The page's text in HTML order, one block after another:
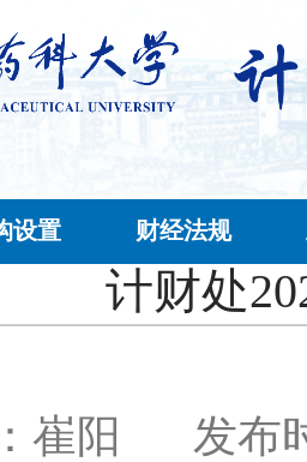
设置 财经法规
计财处
崔阳
发布